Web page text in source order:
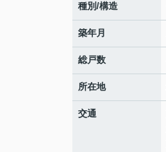
種別/構造
築年月
総戸数
所在地
交通